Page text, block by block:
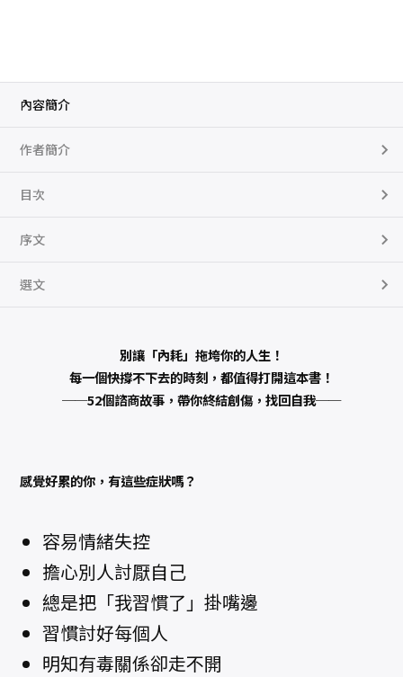
己
差
：
分
善
是
好
停
悅
，
內容簡介
作者簡介
目次
序文
選文
別讓「內耗」拖垮你的人生！
每一個快撐不下去的時刻，都值得打開這本書！
──52個諮商故事，帶你終結創傷，找回自我──
感覺好累的你，有這些症狀嗎？
容易情緒失控
擔心別人討厭自己
總是把「我習慣了」掛嘴邊
習慣討好每個人
明知有毒關係卻走不開